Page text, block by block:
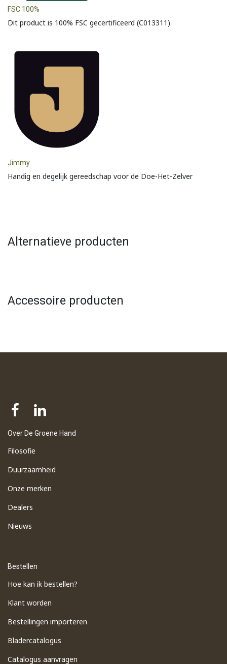
FSC 100%
Dit product is 100% FSC gecertificeerd (C013311)
Jimmy
Handig en degelijk gereedschap voor de Doe-Het-Zelver
Alternatieve producten
Accessoire producten
Over De Groene Hand
Filosofie
Duurzaamheid
Onze merken
Dealers
Nieuws
Bestellen
Hoe kan ik bestellen?
Klant worden
Bestellingen importeren
​Bladercatalogus
​Catalogus aanvragen